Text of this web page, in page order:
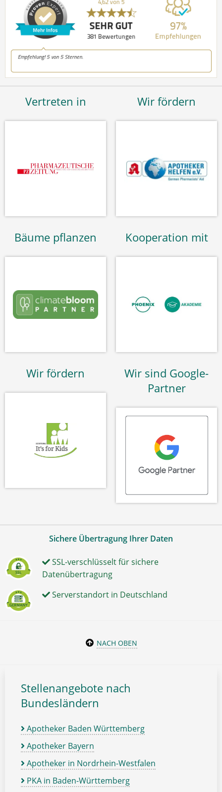
Vertreten in Wir fördern
Bäume pflanzen Kooperation mit
Wir fördern
Wir sind Google-
Partner
Sichere Übertragung Ihrer Daten
SSL-verschlüsselt für sichere
Datenübertragung
Serverstandort in Deutschland
NACH OBEN
Stellenangebote nach
Bundesländern
Apotheker Baden Württemberg
Apotheker Bayern
Apotheker in Nordrhein-Westfalen
PKA in Baden-Württemberg